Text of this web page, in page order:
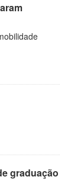
graduação